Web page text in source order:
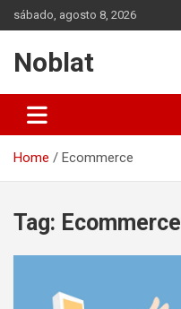
Skip
to
sábado, agosto 8, 2026
Noblat
Home Ecommerce
Tag: Ecommerce